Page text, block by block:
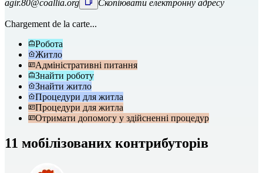
agir.80@coallia.org Скопіювати електронну адресу
Chargement de la carte...
Робота
Житло
Адміністративні питання
Знайти роботу
Знайти житло
Процедури для житла
Процедури для житла
Отримати допомогу у здійсненні процедур
11 мобілізованих контрибуторів